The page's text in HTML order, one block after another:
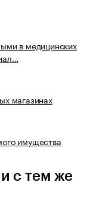
в медицинских
магазинах
имущества
с тем же